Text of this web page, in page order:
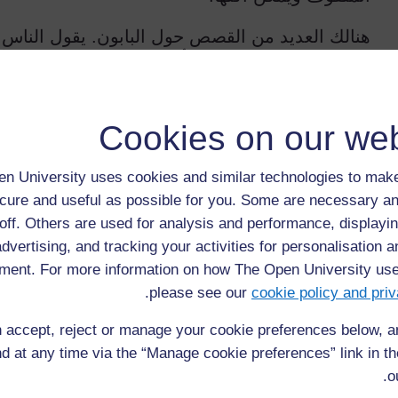
Cookies on our
University uses cookies and similar technologies to
and useful as possible for you. Some are necessary
Others are used for analysis and performance,
and tracking your activities for personalisation
For more information on how The Open University
please see our cookie policy and
.
accept, reject or manage your cookie preferences below,
at any time via the “Manage cookie preferences” link in
هنالك العديد من القصص حول البابون. يقول
المكان الذي تختبئ فيه الأرواح الشريرة. ثم
زرعتها ثانية لكن هذه المرة من أعلى إلى أسفل.
بعض شعوب الأخرى تؤمن أن من يمتص ثمار
شرب مشروباً من لحاها سيكون إنسانا قوي البنية.
واحدة من أعاجيب أفريقيا.
مقترح لعناوين جانبية لنص البابون
الفقرة1: شكل البابون
الفقرة2: كيف ينتقل غبار الطلع بين أشجار البابون.
الفقرة3: عمر البابون.